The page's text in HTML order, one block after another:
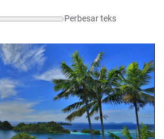
Perbesar teks